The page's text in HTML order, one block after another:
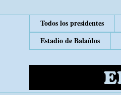
Todos los presidentes
Estadio de Balaídos